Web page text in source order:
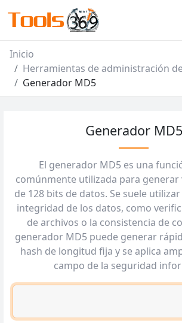
Inicio
Herramientas de administración
Generador MD5
Generador MD5
El generador MD5 es una
comúnmente utilizada para generar
de 128 bits de datos. Se suele
integridad de los datos, como
de archivos o la consistencia de
generador MD5 puede generar
hash de longitud fija y se aplica
campo de la seguridad